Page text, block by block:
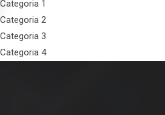
Categoria 1
Categoria 2
Categoria 3
Categoria 4